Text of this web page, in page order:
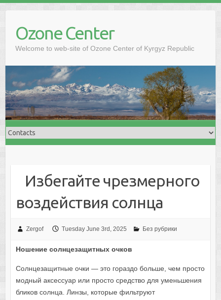
Ozone Center
Welcome to web-site of Ozone Center of Kyrgyz Republic
Избегайте чрезмерного
воздействия солнца
Zergof Tuesday June 3rd, 2025 Без рубрики
Ношение солнцезащитных очков
Солнцезащитные очки — это гораздо больше, чем просто
модный аксессуар или просто средство для уменьшения
бликов солнца. Линзы, которые фильтруют